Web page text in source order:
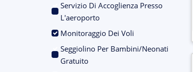
Servizio Di Accoglienza Presso
L'aeroporto
Monitoraggio Dei Voli
Seggiolino Per Bambini/Neonati
Gratuito